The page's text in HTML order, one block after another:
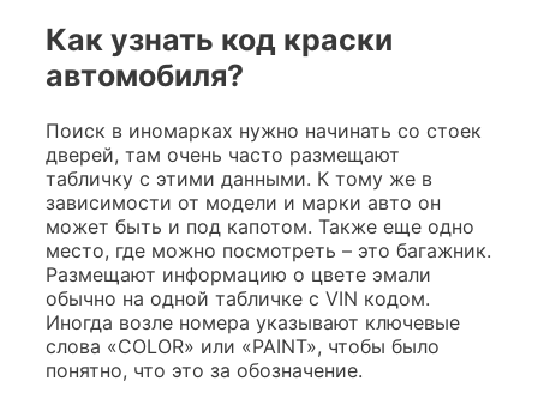
Как узнать код краски
автомобиля?
Поиск в иномарках нужно начинать со стоек
дверей, там очень часто размещают
табличку с этими данными. К тому же в
зависимости от модели и марки авто он
может быть и под капотом. Также еще одно
место, где можно посмотреть – это багажник.
Размещают информацию о цвете эмали
обычно на одной табличке с VIN кодом.
Иногда возле номера указывают ключевые
слова «COLOR» или «PAINT», чтобы было
понятно, что это за обозначение.